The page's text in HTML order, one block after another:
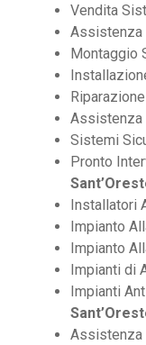
Vendita
Assistenza
Montaggio
Assistenza
Sistemi
Pronto
Installatori
Impianto
Impianto
Impianti di
Impianti
Assistenza